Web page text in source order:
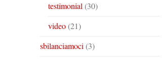
testimonial (30)
video(21)
sbilanciamoci (3)